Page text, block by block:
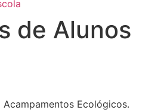
de Alunos
Acampamentos Ecológicos.